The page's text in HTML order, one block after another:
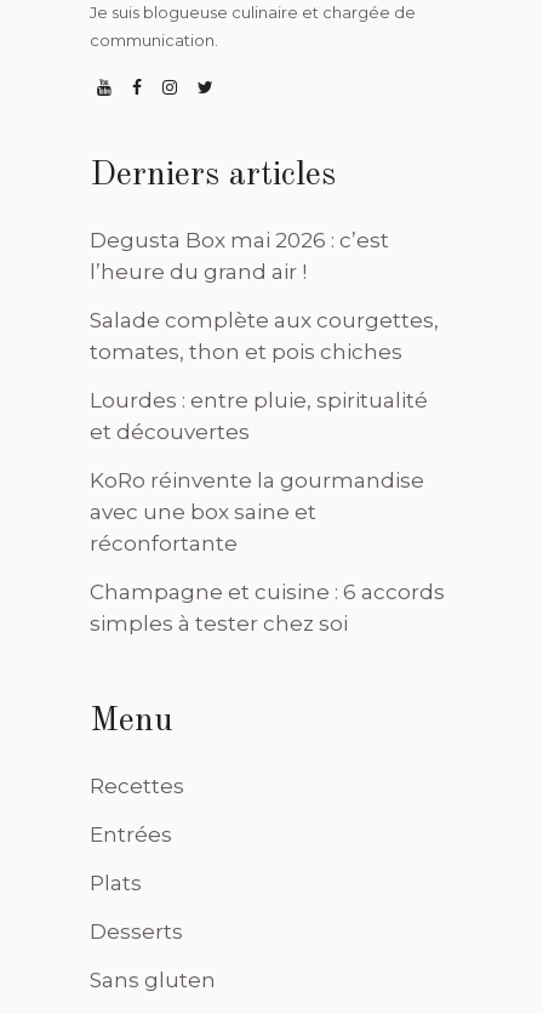
Je suis blogueuse culinaire et chargée de
communication.
Derniers articles
Degusta Box mai 2026 : c’est
l’heure du grand air !
Salade complète aux courgettes,
tomates, thon et pois chiches
Lourdes : entre pluie, spiritualité
et découvertes
KoRo réinvente la gourmandise
avec une box saine et
réconfortante
Champagne et cuisine : 6 accords
simples à tester chez soi
Menu
Recettes
Entrées
Plats
Desserts
Sans gluten